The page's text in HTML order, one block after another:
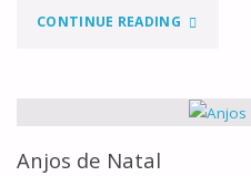
CONTINUE READING"PASTORES
ANJOS?
Anjos de Natal